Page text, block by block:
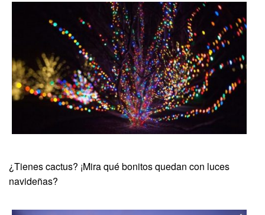
¿Tienes cactus? ¡Mira qué bonitos quedan con luces
navideñas?